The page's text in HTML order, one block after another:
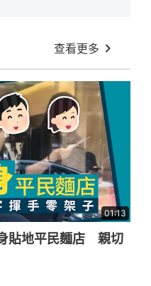
查看更多
01:13
貼地平民麵店 親切